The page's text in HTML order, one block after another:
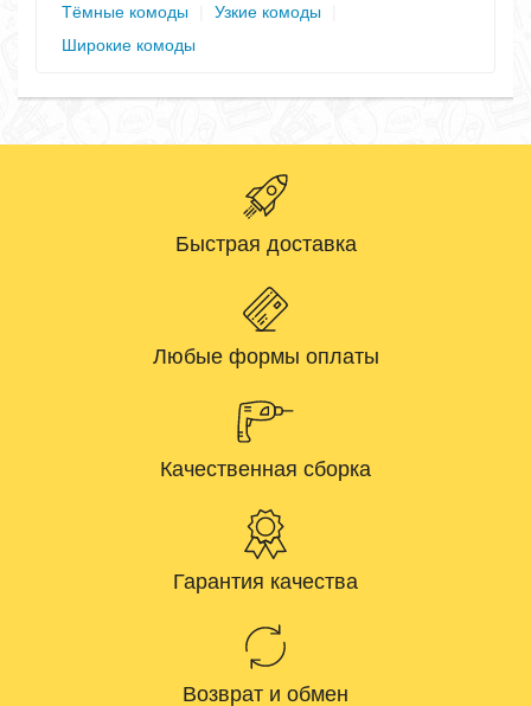
Тёмные комоды
Узкие комоды
Широкие комоды
Быстрая доставка
Любые формы оплаты
Качественная сборка
Гарантия качества
Возврат и обмен